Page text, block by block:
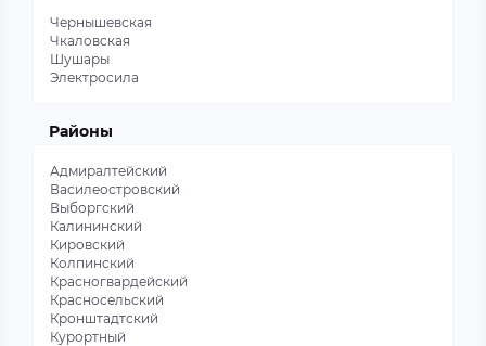
Чернышевская
Чкаловская
Шушары
Электросила
Районы
Адмиралтейский
Василеостровский
Выборгский
Калининский
Кировский
Колпинский
Красногвардейский
Красносельский
Кронштадтский
Курортный